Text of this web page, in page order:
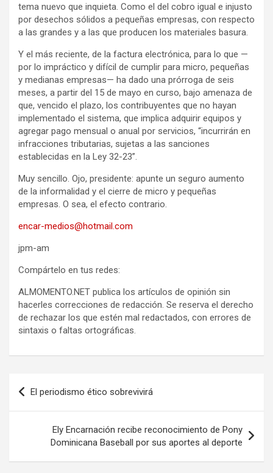
tema nuevo que inquieta. Como el del cobro igual e injusto
por desechos sólidos a pequeñas empresas, con respecto
a las grandes y a las que producen los materiales basura.
Y el más reciente, de la factura electrónica, para lo que —
por lo impráctico y difícil de cumplir para micro, pequeñas
y medianas empresas— ha dado una prórroga de seis
meses, a partir del 15 de mayo en curso, bajo amenaza de
que, vencido el plazo, los contribuyentes que no hayan
implementado el sistema, que implica adquirir equipos y
agregar pago mensual o anual por servicios, “incurrirán en
infracciones tributarias, sujetas a las sanciones
establecidas en la Ley 32-23”.
Muy sencillo. Ojo, presidente: apunte un seguro aumento
de la informalidad y el cierre de micro y pequeñas
empresas. O sea, el efecto contrario.
encar-medios@hotmail.com
jpm-am
Compártelo en tus redes:
ALMOMENTO.NET publica los artículos de opinión sin
hacerles correcciones de redacción. Se reserva el derecho
de rechazar los que estén mal redactados, con errores de
sintaxis o faltas ortográficas.
Navegación
de
entradas
El periodismo ético sobrevivirá
Ely Encarnación recibe reconocimiento de Pony
Dominicana Baseball por sus aportes al deporte